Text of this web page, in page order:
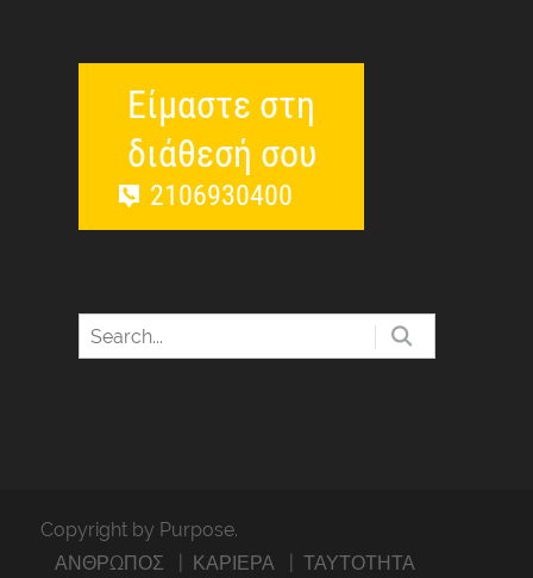
Είμαστε στη
διάθεσή σου
2106930400
Copyright by Purpose.
ΑΝΘΡΩΠΟΣ
ΚΑΡΙΕΡΑ ΤΑΥΤΟΤΗΤΑ